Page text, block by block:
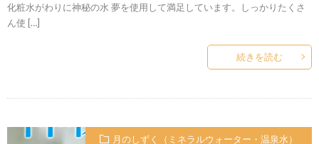
化粧水がわりに神秘の水 夢を使用して満足しています。しっかりたくさ
ん使 […]
続きを読む
月のしずく（ミネラルウォーター・温泉水）